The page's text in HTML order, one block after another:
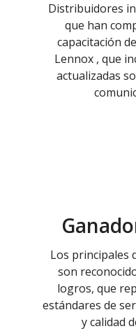
Distribuidores
que han
capacitación
Lennox , que
actualizadas
Los principales
son
logros, que
estándares de
y calidad